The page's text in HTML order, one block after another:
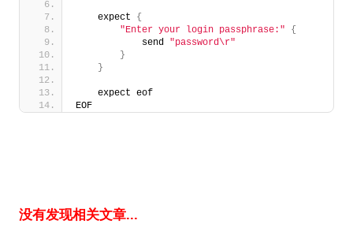
    expect
{
"Enter your login passphrase:"
{
            send
"password\r"
}
}
    expect eof
EOF
没有发现相关文章...